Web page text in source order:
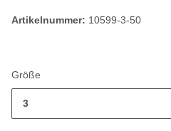
Artikelnummer: 10599-3-50
Größe
3